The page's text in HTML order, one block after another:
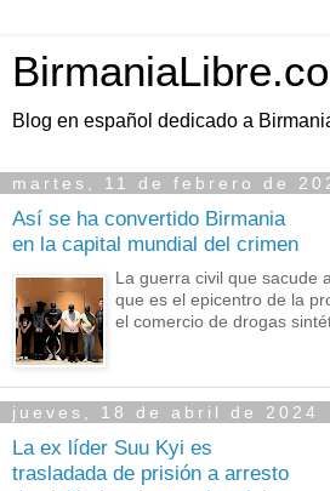
Blog en español dedicado a
martes, 11 de febrero de
Así se ha convertido Birmania
en la capital mundial del crimen
La guerra civil que sacude
que es el epicentro de la
el comercio de drogas
jueves, 18 de abril de 2024
La ex líder Suu Kyi es
trasladada de prisión a arresto